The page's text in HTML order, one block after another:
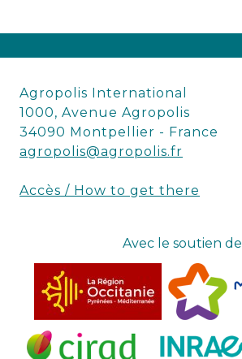
Agropolis International
1000, Avenue Agropolis
34090 Montpellier - France
agropolis@agropolis.fr
Accès / How to get there
Avec le soutien de